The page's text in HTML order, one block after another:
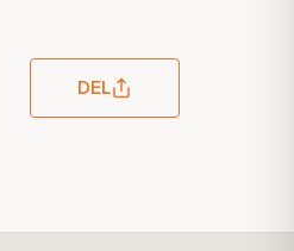
DEL